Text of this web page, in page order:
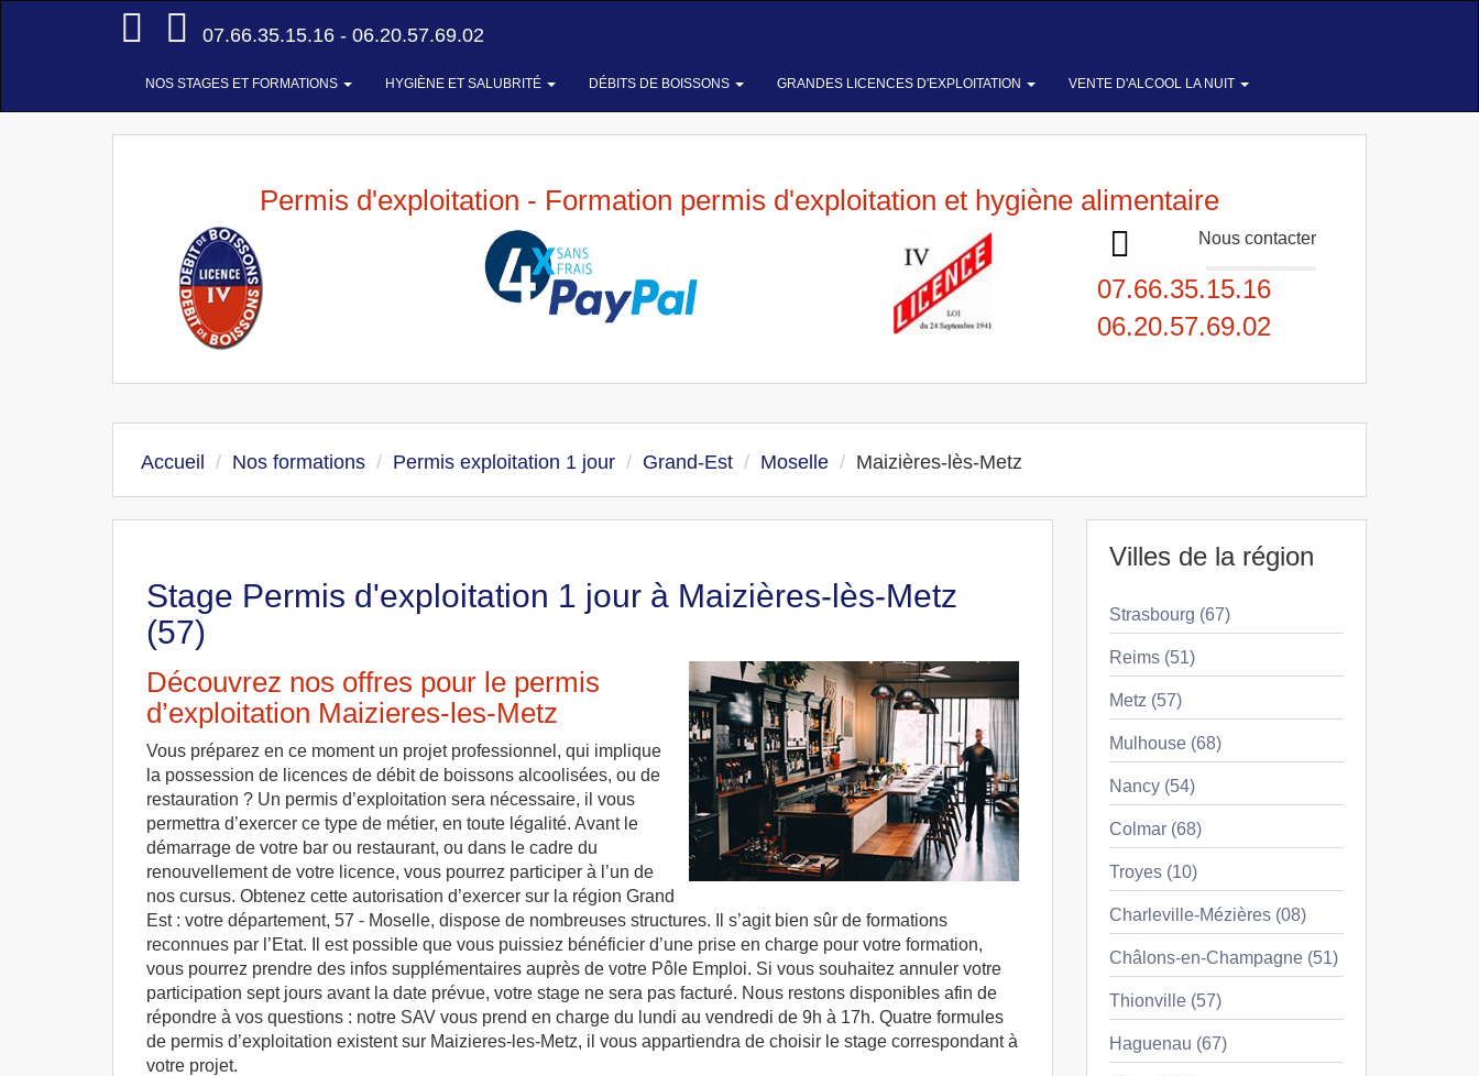
Accueil
07.66.35.15.16 - 06.20.57.69.02
NOS STAGES ET FORMATIONS HYGIÈNE ET SALUBRITÉ DÉBITS DE BOISSONS GRANDES LICENCES D'EXPLOITATION VENTE D'ALCOOL LA NUIT
Permis d'exploitation - Formation permis d'exploitation et hygiène alimentaire
Nous contacter
07.66.35.15.16
06.20.57.69.02
Accueil Nos formations Permis exploitation 1 jour Grand-Est Moselle Maizières-lès-Metz
Stage Permis d'exploitation 1 jour à Maizières-lès-Metz
(57)
Découvrez nos offres pour le permis
d’exploitation Maizieres-les-Metz
Vous préparez en ce moment un projet professionnel, qui implique
la possession de licences de débit de boissons alcoolisées, ou de
restauration ? Un permis d’exploitation sera nécessaire, il vous
permettra d’exercer ce type de métier, en toute légalité. Avant le
démarrage de votre bar ou restaurant, ou dans le cadre du
renouvellement de votre licence, vous pourrez participer à l’un de
nos cursus. Obtenez cette autorisation d’exercer sur la région Grand
Est : votre département, 57 - Moselle, dispose de nombreuses structures. Il s’agit bien sûr de formations
reconnues par l’Etat. Il est possible que vous puissiez bénéficier d’une prise en charge pour votre formation,
vous pourrez prendre des infos supplémentaires auprès de votre Pôle Emploi. Si vous souhaitez annuler votre
participation sept jours avant la date prévue, votre stage ne sera pas facturé. Nous restons disponibles afin de
répondre à vos questions : notre SAV vous prend en charge du lundi au vendredi de 9h à 17h. Quatre formules
de permis d’exploitation existent sur Maizieres-les-Metz, il vous appartiendra de choisir le stage correspondant à
votre projet.
Villes de la région
Strasbourg (67)
Reims (51)
Metz (57)
Mulhouse (68)
Nancy (54)
Colmar (68)
Troyes (10)
Charleville-Mézières (08)
Châlons-en-Champagne (51)
Thionville (57)
Haguenau (67)